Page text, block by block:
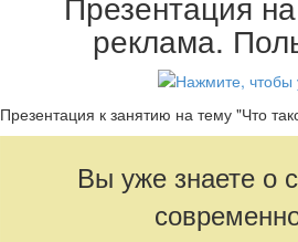
реклама.
Презентация к занятию на тему "Что
Вы уже знаете о